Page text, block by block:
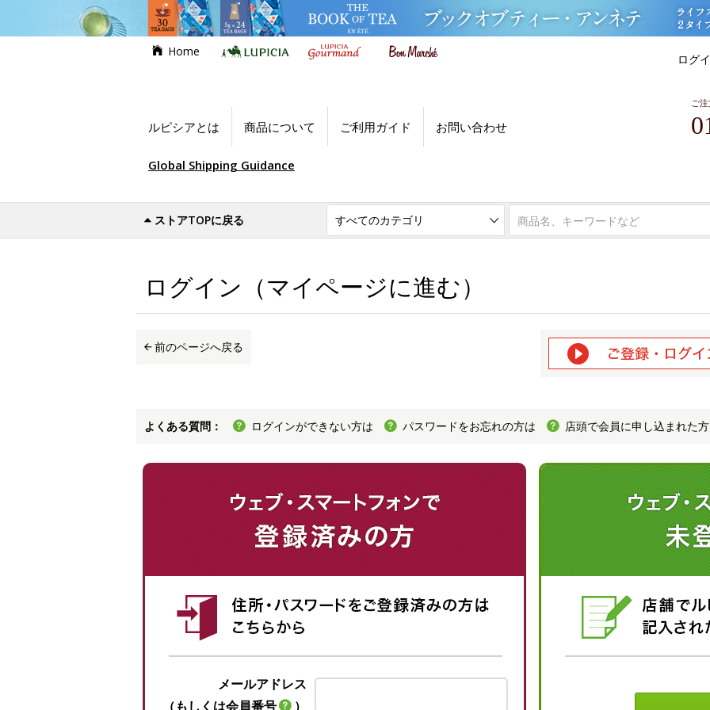
Home
ログ
ルピシアとは 商品について ご利用ガイド お問い合わせ
ご
Global Shipping Guidance
ストアTOPに戻る
世界のお茶専門店ルピシア ログイン（マイページに進む）
ログイン（マイページに進む）
前のページへ戻る
よくある質問： ログインができない方は パスワードをお忘れの方は 店頭で会員に申し込まれた
メールアドレス
（もしくは会員番号
）